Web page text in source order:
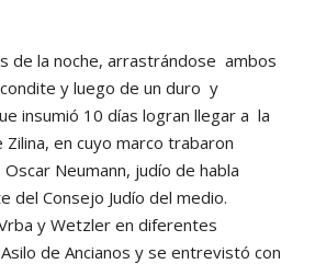
de la noche, arrastrándose ambos
y luego de un duro y
insumió 10 días logran llegar a la
en cuyo marco trabaron
Neumann, judío de habla
del Consejo Judío del medio.
y Wetzler en diferentes
de Ancianos y se entrevistó con